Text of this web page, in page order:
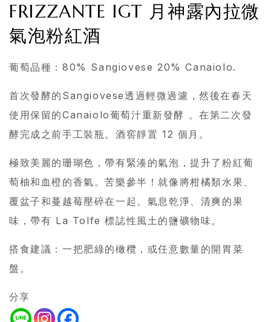
FRIZZANTE IGT 月神露內拉微
氣泡粉紅酒
葡萄品種：80% Sangiovese 20% Canaiolo.
首次發酵的Sangiovese透過輕微過濾，然後在春天
使用保留的Canaiolo葡萄汁重新發酵 。在第二次發
酵完成之前手工裝瓶。酒窖靜置 12 個月。
極致美麗的珊瑚色，帶有緊湊的氣泡，提升了粉紅葡
萄柚和血橙的香氣。苦樂參半！就像將柑橘類水果、
覆盆子和蔓越莓壓碎在一起。氣息乾淨、清爽的果
味，帶有 La Tolfe 標誌性風土的鹽礦物味。
搭食建議：一把肥綠的橄欖，或任意數量的開胃菜
盤。
分享